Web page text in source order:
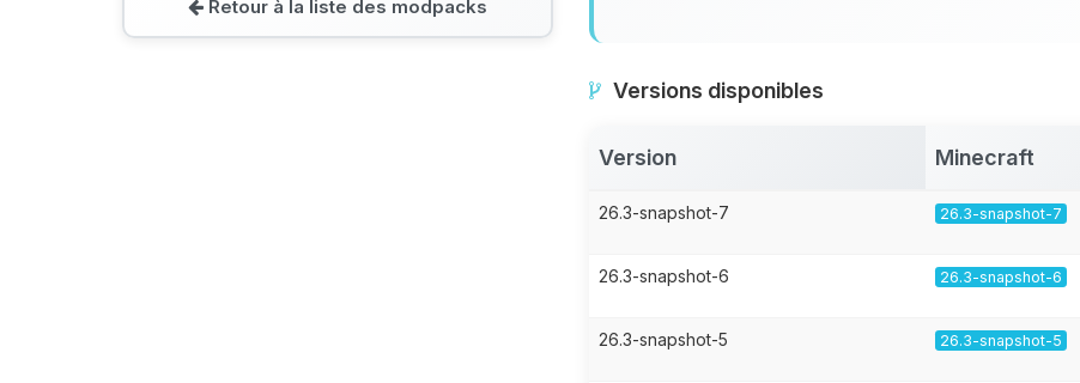
Retour à la liste des modpacks
Versions disponibles
Version Minecraft
26.3-snapshot-7 26.3-snapshot-7
26.3-snapshot-6 26.3-snapshot-6
26.3-snapshot-5 26.3-snapshot-5